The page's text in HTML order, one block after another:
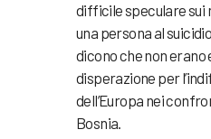
difficile speculare sui
una persona al
dicono che non erano
disperazione per
dell’Europa nei
Bosnia.